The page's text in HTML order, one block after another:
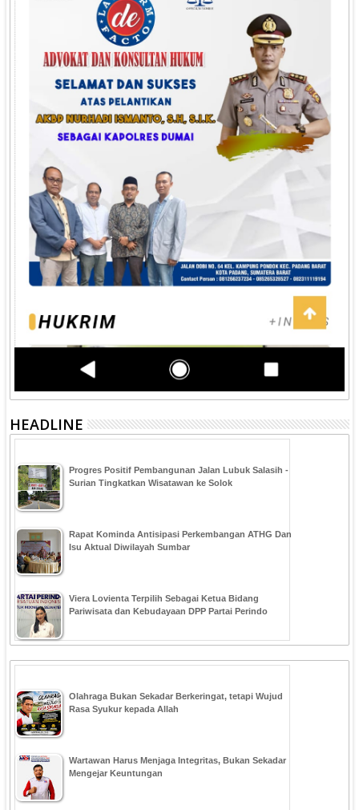
HEADLINE
Progres Positif Pembangunan Jalan Lubuk Salasih -
Surian Tingkatkan Wisatawan ke Solok
Rapat Kominda Antisipasi Perkembangan ATHG Dan
Isu Aktual Diwilayah Sumbar
Viera Lovienta Terpilih Sebagai Ketua Bidang
Pariwisata dan Kebudayaan DPP Partai Perindo
Olahraga Bukan Sekadar Berkeringat, tetapi Wujud
Rasa Syukur kepada Allah
Wartawan Harus Menjaga Integritas, Bukan Sekadar
Mengejar Keuntungan